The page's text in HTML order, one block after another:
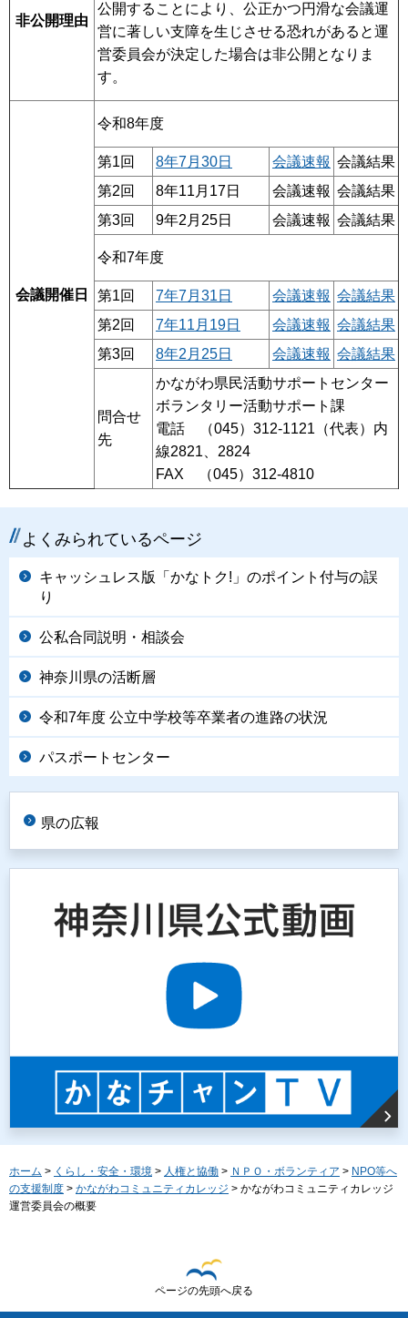
非公開理由
公開することにより、公正かつ円滑な会議運
営に著しい支障を生じさせる恐れがあると運
営委員会が決定した場合は非公開となりま
す。
会議開催日
令和8年度
第1回 8年7月30日 会議速報 会議結果
第2回
8年11月17日 会議速報 会議結果
第3回
9年2月25日 会議速報 会議結果
令和7年度
第1回 7年7月31日 会議速報 会議結果
第2回
7年11月19日 会議速報 会議結果
第3回
8年2月25日 会議速報 会議結果
問合せ
先
かながわ県民活動サポートセンター
ボランタリー活動サポート課
電話 （045）312-1121（代表）内
線2821、2824
FAX （045）312-4810
よくみられているページ
キャッシュレス版「かなトク!」のポイント付与の誤
り
公私合同説明・相談会
神奈川県の活断層
令和7年度 公立中学校等卒業者の進路の状況
パスポートセンター
県の広報
ホーム > くらし・安全・環境 > 人権と協働 > ＮＰＯ・ボランティア > NPO等へ
の支援制度 > かながわコミュニティカレッジ > かながわコミュニティカレッジ
運営委員会の概要
ページの先頭へ戻る